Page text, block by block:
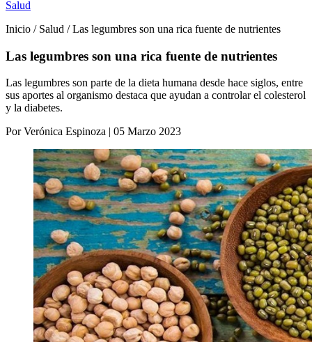
Salud
Inicio / Salud / Las legumbres son una rica fuente de nutrientes
Las legumbres son una rica fuente de nutrientes
Las legumbres son parte de la dieta humana desde hace siglos, entre
sus aportes al organismo destaca que ayudan a controlar el colesterol
y la diabetes.
Por Verónica Espinoza | 05 Marzo 2023